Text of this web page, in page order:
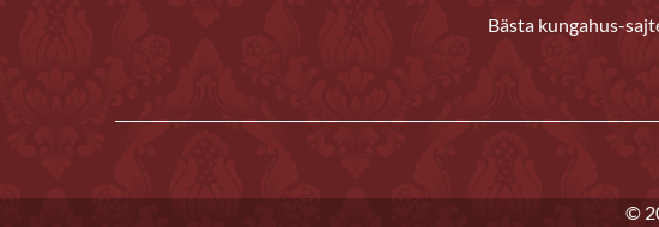
Bästa kungahus-
©